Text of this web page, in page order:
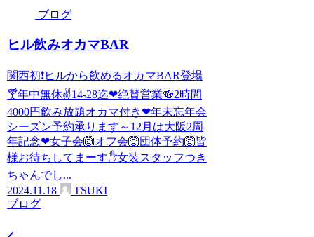
ブログ
ヒル飲みオカマBAR
関西初❗ヒルから飲めるオカマBAR登場
🍸年中無休✌14-28迄❤絶賛営業🍻2時間
4000円飲み放題オカマ付き❤年末忘年会
シーズン予約承ります～12月は大阪2周
年記念❤女子会🙆オフ会🙆団体予約🙆皆
様お待ちしてまーす✋女装スタッフつき
ちゃんでし...
2024.11.18
TSUKI
ブログ